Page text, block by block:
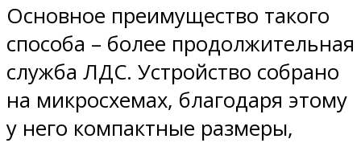
Основное преимущество такого
способа – более продолжительная
служба ЛДС. Устройство собрано
на микросхемах, благодаря этому
у него компактные размеры,